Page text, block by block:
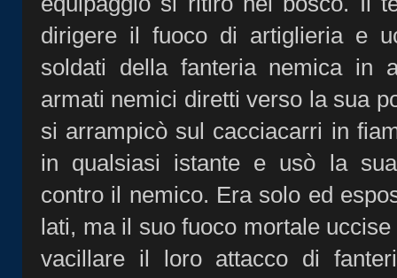
dirigere il fuoco di artiglieria e
soldati della fanteria nemica in
armati nemici diretti verso la sua
si arrampicò sul cacciacarri in
in qualsiasi istante e usò la
contro il nemico. Era solo ed
lati, ma il suo fuoco mortale
vacillare il loro attacco di